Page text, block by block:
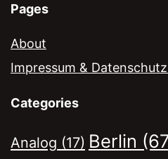
Pages
About
Impressum &
Categories
Analog (17) Berlin